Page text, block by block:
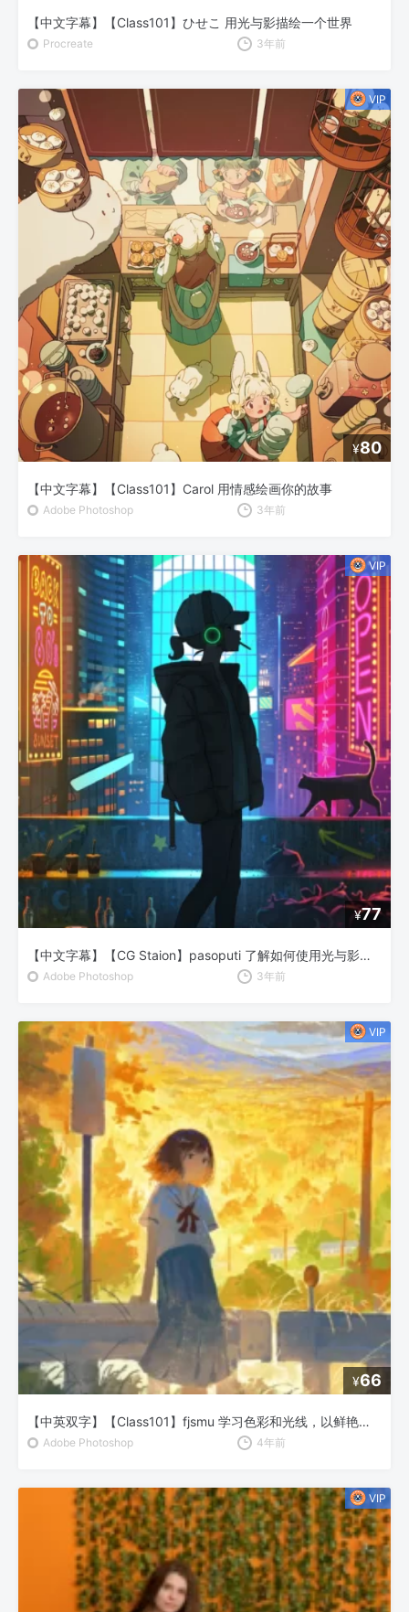
【中文字幕】【Class101】ひせこ 用光与影描绘一个世界
Procreate 3年前
¥80
【中文字幕】【Class101】Carol 用情感绘画你的故事
Adobe Photoshop 3年前
¥77
【中文字幕】【CG Staion】pasoputi 了解如何使用光与影绘画场景
Adobe Photoshop 3年前
¥66
【中英双字】【Class101】fjsmu 学习色彩和光线，以鲜艳的色彩描绘乡村风景
Adobe Photoshop 4年前